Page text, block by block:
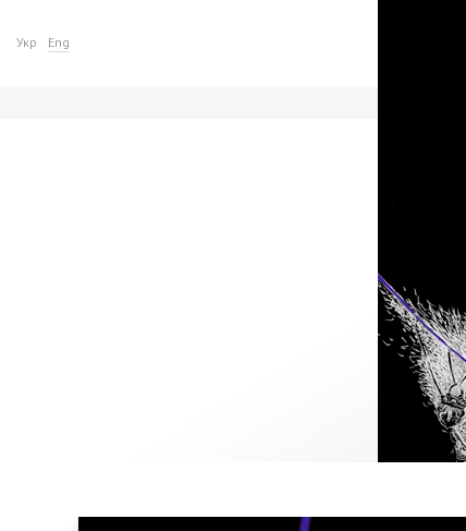
Укр Eng